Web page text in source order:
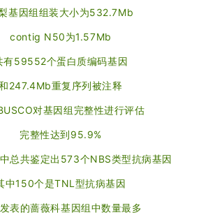
基因组组装大小为532.7Mb
contig N50为1.57Mb
有59552个蛋白质编码基因
247.4Mb重复序列被注释
对基因组完整性进行评估
完整性达到95.9%
总共鉴定出573个NBS类型抗病基因
中150个是TNL型抗病基因
表的蔷薇科基因组中数量最多